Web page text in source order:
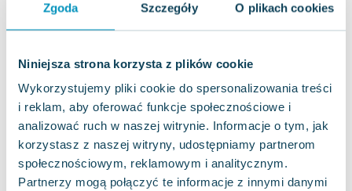
Zgoda Szczegóły O plikach cookies
Niniejsza strona korzysta z plików cookie
Wykorzystujemy pliki cookie do spersonalizowania treści
i reklam, aby oferować funkcje społecznościowe i
analizować ruch w naszej witrynie. Informacje o tym, jak
korzystasz z naszej witryny, udostępniamy partnerom
społecznościowym, reklamowym i analitycznym.
Partnerzy mogą połączyć te informacje z innymi danymi
2020| Wilfrid Lupano Jean-Baptiste Andrea ,
Jednakże nawet tam nie jest bezpie...
Twarda
Pakujemy jutro
Nowa
49.76
49.90złtaniej o 0.14 zł
Do koszyka